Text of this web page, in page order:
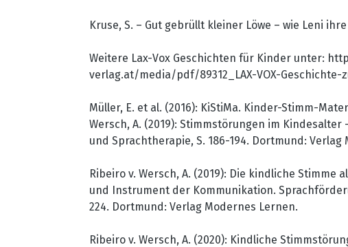
Kruse, S. – Gut gebrüllt kleiner Löwe – wie Leni
Weitere Lax-Vox Geschichten für Kinder unter:
verlag.at/media/pdf/89312_LAX-VOX-
Müller, E. et al. (2016): KiStiMa. Kinder-Stimm-
Wersch, A. (2019): Stimmstörungen im
und Sprachtherapie, S. 186-194. Dortmund: Verlag
Ribeiro v. Wersch, A. (2019): Die kindliche Stimme
und Instrument der Kommunikation.
224. Dortmund: Verlag Modernes Lernen.
Ribeiro v. Wersch, A. (2020): Kindliche